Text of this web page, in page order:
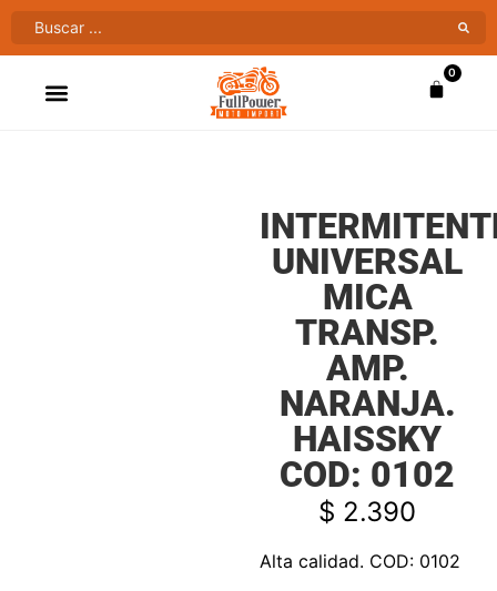
0
UNIVERSAL
MICA
TRANSP.
AMP.
NARANJA.
HAISSKY
COD: 0102
$ 2.390
Alta calidad. COD: 0102